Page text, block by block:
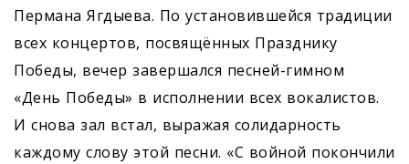
Пермана Ягдыева. По установившейся традиции
всех концертов, посвящённых Празднику
Победы, вечер завершался песней-гимном
«День Победы» в исполнении всех вокалистов.
И снова зал встал, выражая солидарность
каждому слову этой песни. «С войной покончили